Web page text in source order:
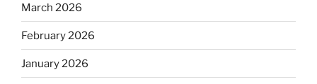
March 2026
February 2026
January 2026